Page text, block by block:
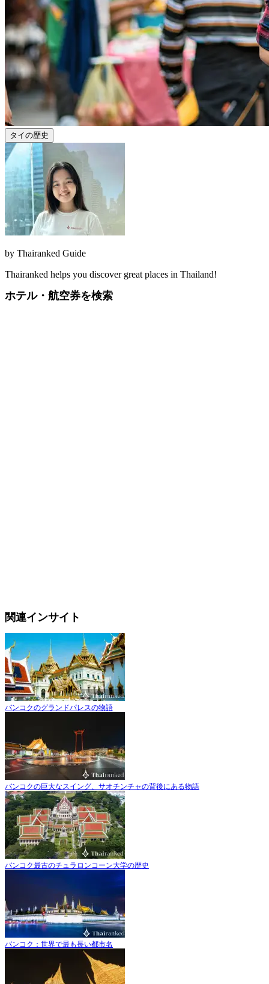
タイの歴史
by Thairanked Guide
Thairanked helps you discover great places in Thailand!
ホテル・航空券を検索
関連インサイト
バンコクのグランドパレスの物語
バンコクの巨大なスイング、サオチンチャの背後にある物語
バンコク最古のチュラロンコーン大学の歴史
バンコク：世界で最も長い都市名